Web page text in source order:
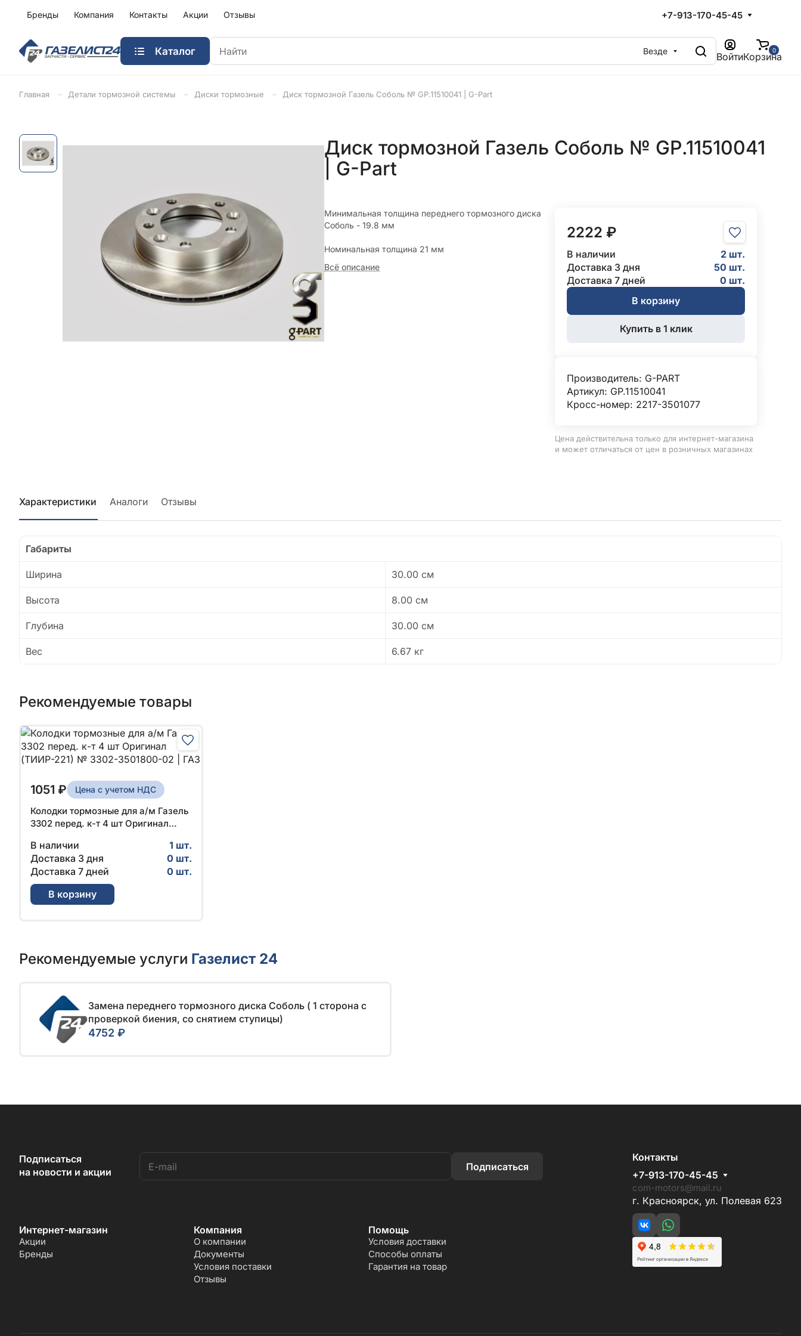
Бренды Компания Контакты Акции Отзывы +7-913-170-45-45
Каталог Везде Войти
0
Корзина
Главная Детали тормозной системы Диски тормозные Диск тормозной Газель Соболь № GP.11510041 | G-Part
Диск тормозной Газель Соболь № GP.11510041
| G-Part
Минимальная толщина переднего тормозного диска
Соболь - 19.8 мм
Номинальная толщина 21 мм
Всё описание
2222 ₽
В наличии
2 шт.
Доставка 3 дня
50 шт.
Доставка 7 дней
0 шт.
В корзину
Купить в 1 клик
Производитель: G-PART
Артикул: GP.11510041
Кросс-номер: 2217-3501077
Цена действительна только для интернет-магазина
и может отличаться от цен в розничных магазинах
Характеристики Аналоги Отзывы
Габариты
Ширина 30.00 см
Высота 8.00 см
Глубина 30.00 см
Вес 6.67 кг
Рекомендуемые товары
1051 ₽ Цена с учетом НДС
Колодки тормозные для а/м Газель
3302 перед. к-т 4 шт Оригинал
ГАЗ
В наличии
1 шт.
Доставка 3 дня
0 шт.
Доставка 7 дней
0 шт.
В корзину
Рекомендуемые услуги Газелист 24
Замена переднего тормозного диска Соболь ( 1 сторона c
проверкой биения, со снятием ступицы)
4752 ₽
Подписаться
на новости и акции
Подписаться
Интернет-магазин
Акции
Бренды
Компания
О компании
Документы
Условия поставки
Отзывы
Помощь
Условия доставки
Способы оплаты
Гарантия на товар
Контакты
+7-913-170-45-45
com-motors@mail.ru
г. Красноярск, ул. Полевая 623